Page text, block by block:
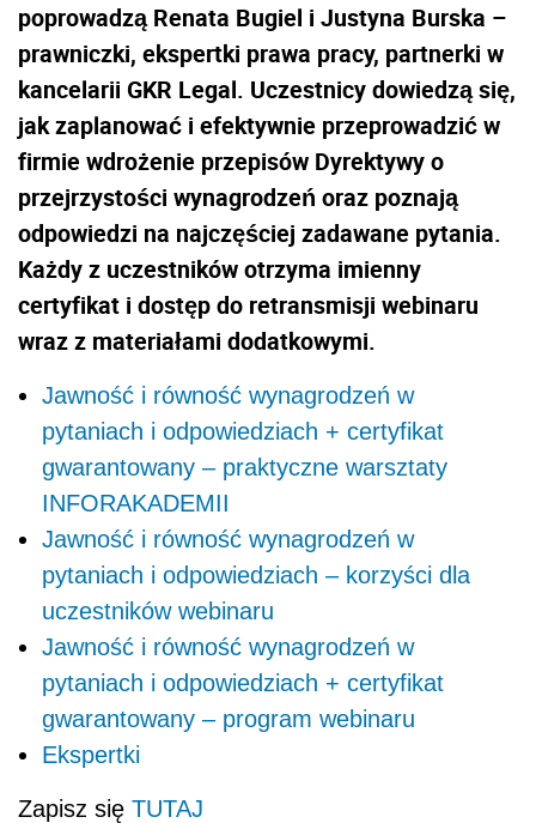
poprowadzą Renata Bugiel i Justyna Burska –
prawniczki, ekspertki prawa pracy, partnerki w
kancelarii GKR Legal. Uczestnicy dowiedzą się,
jak zaplanować i efektywnie przeprowadzić w
firmie wdrożenie przepisów Dyrektywy o
przejrzystości wynagrodzeń oraz poznają
odpowiedzi na najczęściej zadawane pytania.
Każdy z uczestników otrzyma imienny
certyfikat i dostęp do retransmisji webinaru
wraz z materiałami dodatkowymi.
Jawność i równość wynagrodzeń w
pytaniach i odpowiedziach + certyfikat
gwarantowany – praktyczne warsztaty
INFORAKADEMII
Jawność i równość wynagrodzeń w
pytaniach i odpowiedziach – korzyści dla
uczestników webinaru
Jawność i równość wynagrodzeń w
pytaniach i odpowiedziach + certyfikat
gwarantowany – program webinaru
Ekspertki
Zapisz się TUTAJ